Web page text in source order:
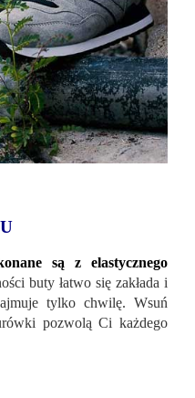
są z elastycznego
buty łatwo się zakłada i
tylko chwilę. Wsuń
pozwolą Ci każdego